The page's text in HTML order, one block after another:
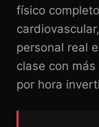
físico
personal real
clase con
por hora